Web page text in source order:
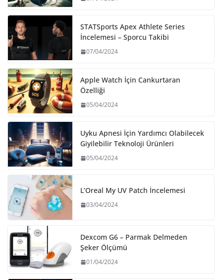
STATSports Apex Athlete Series
İncelemesi – Sporcu Takibi
07/04/2024
Apple Watch İçin Cankurtaran
Özelliği
05/04/2024
Uyku Apnesi İçin Yardımcı Olabilecek
Giyilebilir Teknoloji Ürünleri
05/04/2024
L’Oreal My UV Patch İncelemesi
03/04/2024
Dexcom G6 – Parmak Delmeden
Şeker Ölçümü
01/04/2024